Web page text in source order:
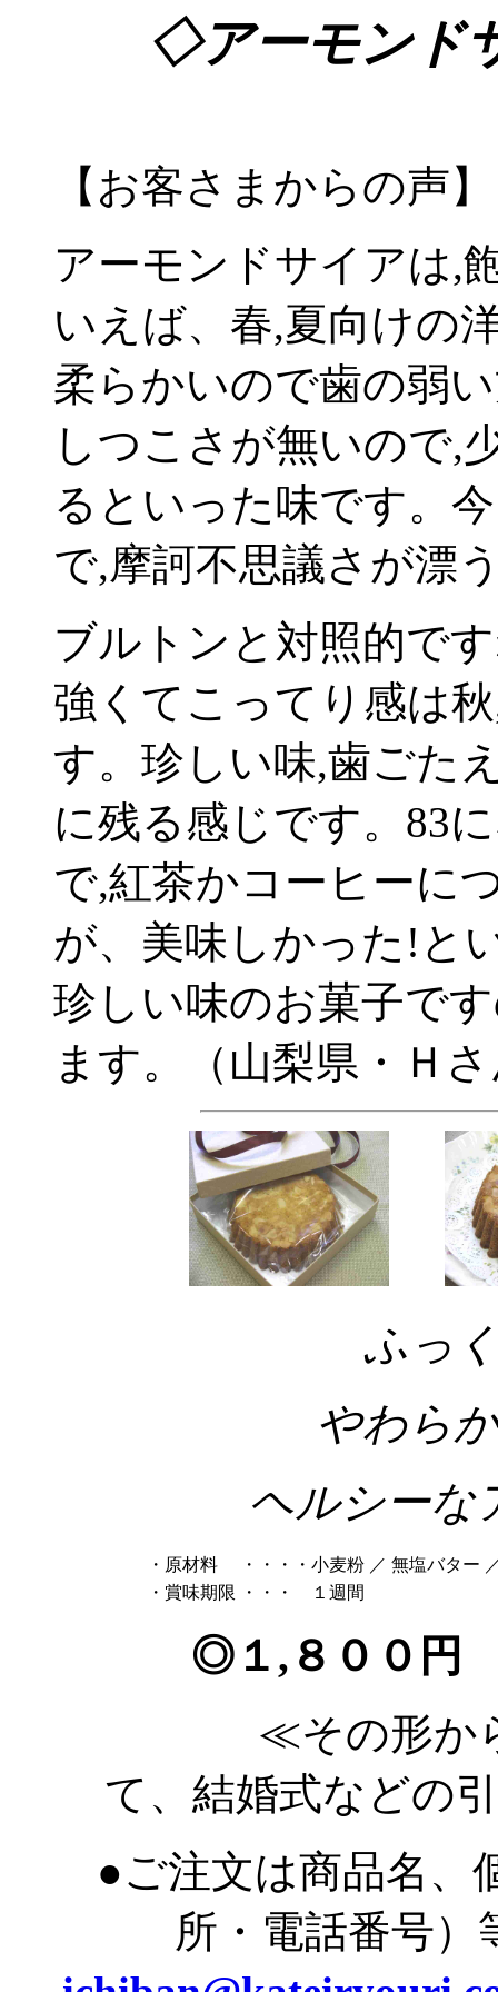
◇アーモンド
【お客さまからの声】
アーモンドサイアは,
いえば、春,夏向けの
柔らかいので歯の弱
しつこさが無いので,
るといった味です。
で,摩訶不思議さが漂
ブルトンと対照的で
強くてこってり感は
す。珍しい味,歯ごた
に残る感じです。83
で,紅茶かコーヒーに
が、美味しかった!と
珍しい味のお菓子で
ます。（山梨県・Ｈ
ふっ
やわら
ヘルシーな
・原材料 ・・・・小麦粉 ／ 無塩バター
・賞味期限
・・・ １週間
◎１,８００円
≪その形から、
て、結婚式などの
●ご注文は商品名、
所・電話番号）